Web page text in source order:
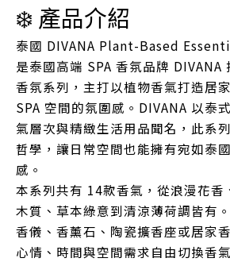
❄️ 產品介紹
泰國 DIVANA Plant-Based
是泰國高端 SPA 香氛品牌 DIVANA
香氛系列，主打以植物香氣打造居
SPA 空間的氛圍感。DIVANA 以泰
氣層次與精緻生活用品聞名，此系
哲學，讓日常空間也能擁有宛如泰
感。
本系列共有 14款香氣，從浪漫花香
木質、草本綠意到清涼薄荷調皆有
香儀、香薰石、陶瓷擴香座或居家
心情、時間與空間需求自由切換香氣